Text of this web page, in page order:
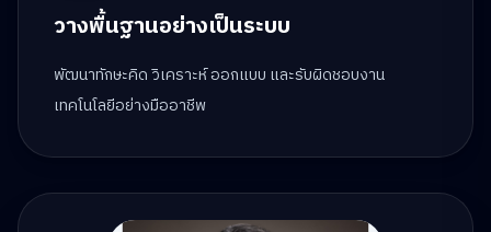
วางพื้นฐานอย่างเป็นระบบ
พัฒนาทักษะคิด วิเคราะห์ ออกแบบ และรับผิดชอบงาน
เทคโนโลยีอย่างมืออาชีพ